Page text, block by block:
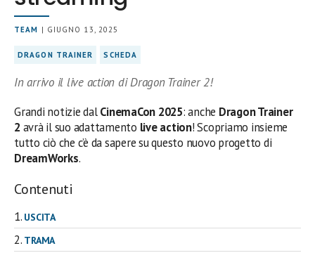
TEAM | GIUGNO 13, 2025
DRAGON TRAINER SCHEDA
In arrivo il live action di Dragon Trainer 2!
Grandi notizie dalCinemaCon 2025: anche Dragon Trainer
2 avrà il suo adattamento live action! Scopriamo insieme
tutto ciò che c’è da sapere su questo nuovo progetto di
DreamWorks.
Contenuti
USCITA
TRAMA